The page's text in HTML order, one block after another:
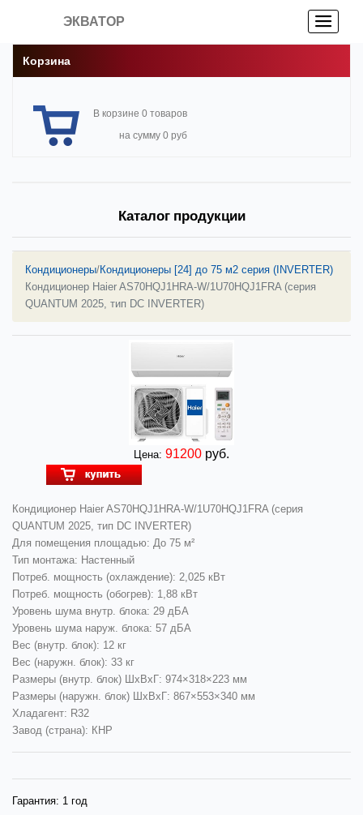
ЭКВАТОР
Корзина
В корзине 0 товаров
на сумму 0 руб
Каталог продукции
Кондиционеры/Кондиционеры [24] до 75 м2 серия (INVERTER)
Кондиционер Haier AS70HQJ1HRA-W/1U70HQJ1FRA (серия
QUANTUM 2025, тип DC INVERTER)
Цена: 91200 руб.
Кондиционер Haier AS70HQJ1HRA-W/1U70HQJ1FRA (серия
QUANTUM 2025, тип DC INVERTER)
Для помещения площадью: До 75 м²
Тип монтажа: Настенный
Потреб. мощность (охлаждение): 2,025 кВт
Потреб. мощность (обогрев): 1,88 кВт
Уровень шума внутр. блока: 29 дБА
Уровень шума наруж. блока: 57 дБА
Вес (внутр. блок): 12 кг
Вес (наружн. блок): 33 кг
Размеры (внутр. блок) ШхВхГ: 974×318×223 мм
Размеры (наружн. блок) ШхВхГ: 867×553×340 мм
Хладагент: R32
Завод (страна): КНР
Гарантия: 1 год